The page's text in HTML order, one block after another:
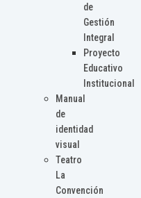
de
Gestión
Integral
Proyecto
Educativo
Institucional
Manual
de
identidad
visual
Teatro
La
Convención